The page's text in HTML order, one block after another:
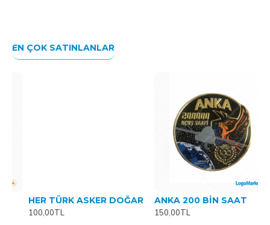
EN ÇOK SATINLANLAR
HER TÜRK ASKER DOĞAR
100,00TL
ANKA 200 BİN SAAT
150,00TL